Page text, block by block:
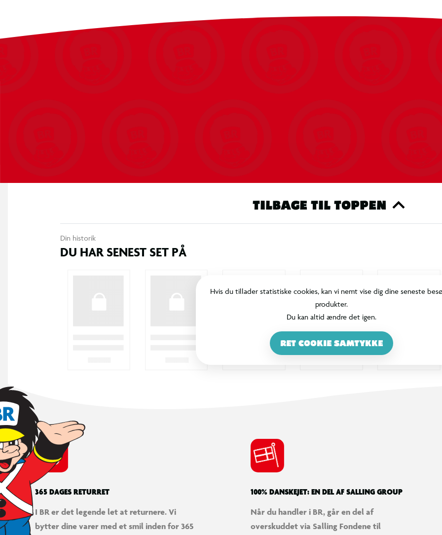
TILBAGE TIL TOPPEN
Din historik
DU HAR SENEST SET PÅ
Hvis du tillader statistiske cookies, kan vi nemt vise dig dine seneste
produkter.
Du kan altid ændre det igen.
RET COOKIE SAMTYKKE
365 DAGES RETURRET
I BR er det legende let at returnere. Vi
bytter dine varer med et smil inden for 365
100% DANSKEJET: EN DEL AF SALLING GROUP
Når du handler i BR, går en del af
overskuddet via Salling Fondene til